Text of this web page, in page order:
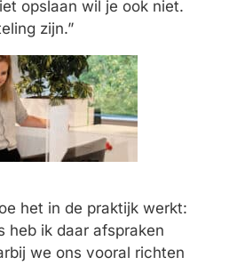
opslaan wil je ook niet.
zijn.”
het in de praktijk werkt:
heb ik daar afspraken
we ons vooral richten